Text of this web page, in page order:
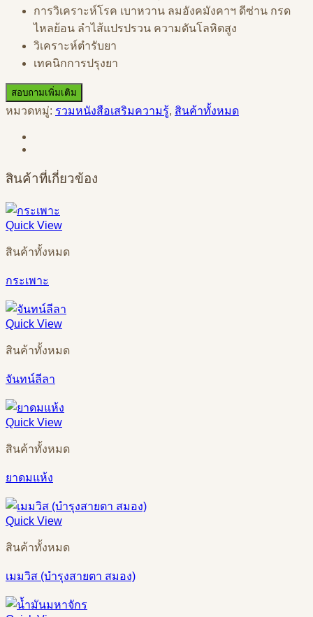
การวิเคราะห์โรค เบาหวาน ลมอังคมังคาฯ ดีซ่าน กรด
ไหลย้อน ลำไส้แปรปรวน ความดันโลหิตสูง
วิเคราะห์ตำรับยา
เทคนิกการปรุงยา
สอบถามเพิ่มเติม
หมวดหมู่: รวมหนังสือเสริมความรู้, สินค้าทั้งหมด
สินค้าที่เกี่ยวข้อง
Quick View
สินค้าทั้งหมด
กระเพาะ
Quick View
สินค้าทั้งหมด
จันทน์ลีลา
Quick View
สินค้าทั้งหมด
ยาดมแห้ง
Quick View
สินค้าทั้งหมด
เมมวิส (บำรุงสายตา สมอง)